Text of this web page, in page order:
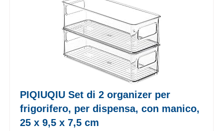
PIQIUQIU Set di 2 organizer per
frigorifero, per dispensa, con manico,
25 x 9,5 x 7,5 cm